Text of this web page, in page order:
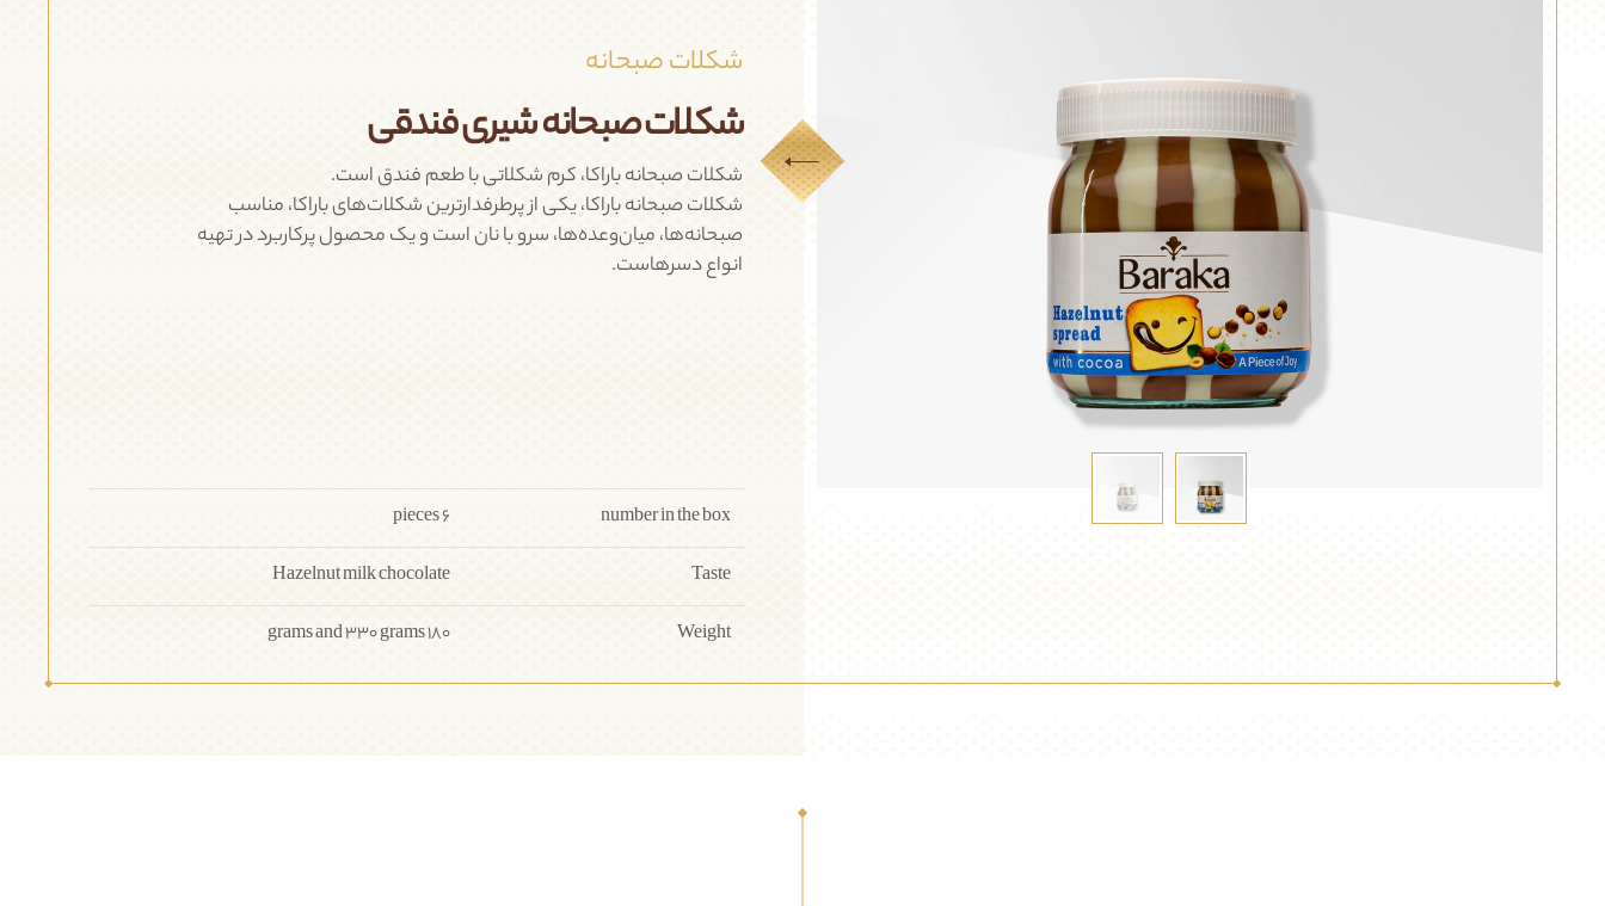
شکلات دست ساز شکلات صبحانه Next
شکلات صبحانه
شکلات صبحانه شیری فندقی
شکلات صبحانه باراکا، کرم شکلاتی با طعم‌ فندق است.
شکلات صبحانه باراکا، یکی از پرطرفدار‌ترین شکلات‌های باراکا، مناسب
صبحانه‌ها، میان‌وعده‌ها، سرو با نان است و یک محصول پرکاربرد در تهیه
انواع دسرهاست.
number in the box
6 pieces
Taste
Hazelnut milk chocolate
Weight
180 grams and 330 grams